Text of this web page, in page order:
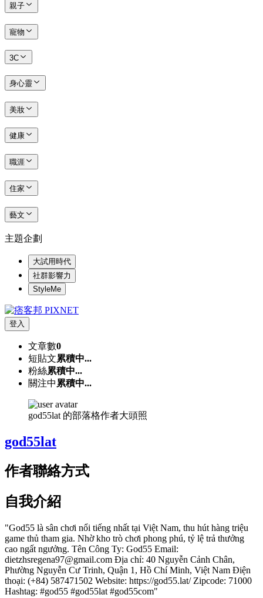
親子
寵物
3C
身心靈
美妝
健康
職涯
住家
藝文
主題企劃
大試用時代
社群影響力
StyleMe
登入
文章數0
短貼文累積中...
粉絲累積中...
關注中 累積中...
god55lat 的部落格作者大頭照
god55lat
作者聯絡方式
自我介紹
"God55 là sân chơi nổi tiếng nhất tại Việt Nam, thu hút hàng triệu
game thủ tham gia. Nhờ kho trò chơi phong phú, tỷ lệ trả thưởng
cao ngất ngưởng. Tên Công Ty: God55 Email:
dietzhsregena97@gmail.com Địa chỉ: 40 Nguyễn Cảnh Chân,
Phường Nguyễn Cư Trinh, Quận 1, Hồ Chí Minh, Việt Nam Điện
thoại: (+84) 587471502 Website: https://god55.lat/ Zipcode: 71000
Hashtag: #god55 #god55lat #god55com"